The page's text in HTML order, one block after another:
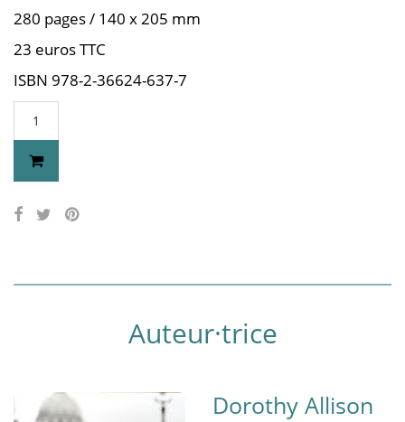
280 pages / 140 x 205 mm
23 euros TTC
ISBN 978-2-36624-637-7
Auteur·trice
Dorothy Allison